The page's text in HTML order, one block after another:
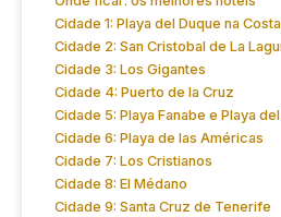
Cidade 1: Playa del Duque na
Cidade 2: San Cristobal de La
Cidade 3: Los Gigantes
Cidade 4: Puerto de la Cruz
Cidade 5: Playa Fanabe e Playa
Cidade 6: Playa de las Américas
Cidade 7: Los Cristianos
Cidade 8: El Médano
Cidade 9: Santa Cruz de Tenerife